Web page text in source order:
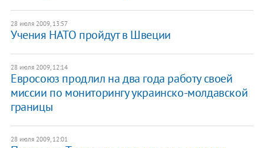
28 июля 2009, 13:57
Учения НАТО пройдут в Швеции
28 июля 2009, 12:14
Евросоюз продлил на два года работу своей
миссии по мониторингу украинско-молдавской
границы
28 июля 2009, 12:01